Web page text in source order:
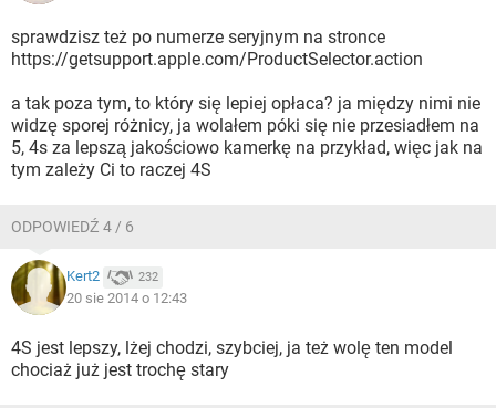
sprawdzisz też po numerze seryjnym na stronce
https://getsupport.apple.com/ProductSelector.action
a tak poza tym, to który się lepiej opłaca? ja między nimi nie
widzę sporej różnicy, ja wolałem póki się nie przesiadłem na
5, 4s za lepszą jakościowo kamerkę na przykład, więc jak na
tym zależy Ci to raczej 4S
ODPOWIEDŹ 4 / 6
Kert2 232
20 sie 2014 o 12:43
4S jest lepszy, lżej chodzi, szybciej, ja też wolę ten model
chociaż już jest trochę stary